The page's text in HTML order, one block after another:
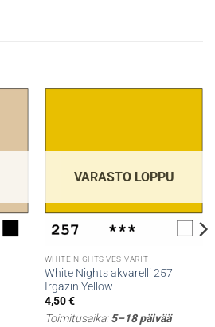
VARASTO LOPPU
WHITE NIGHTS VESIVÄRIT
White Nights akvarelli 257
Irgazin Yellow
4,50€
Toimitusaika:5–18 päivää